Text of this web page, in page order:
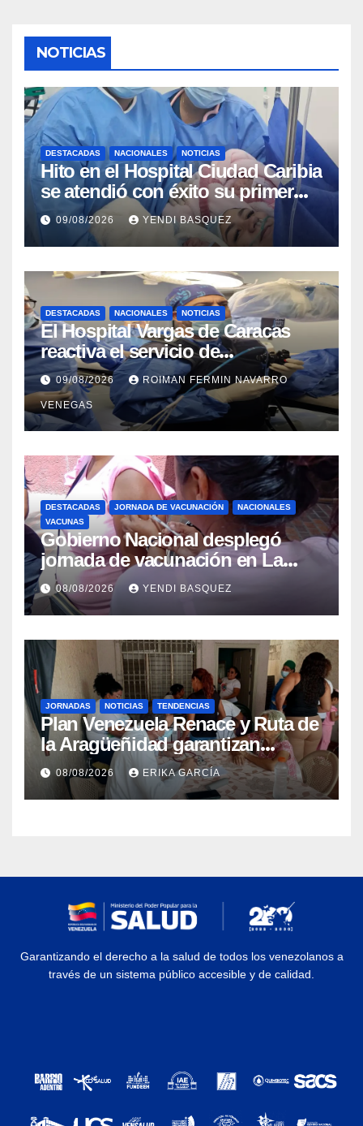
NOTICIAS
DESTACADAS NACIONALES NOTICIAS
Hito en el Hospital Ciudad Caribia
se atendió con éxito su primer
parto gemelar
09/08/2026 YENDI BASQUEZ
DESTACADAS NACIONALES NOTICIAS
El Hospital Vargas de Caracas
reactiva el servicio de
Colangiopancreatografía
Retrógrada Endoscópica para
beneficiar a cientos de pacientes
09/08/2026 ROIMAN FERMIN NAVARRO
VENEGAS
DESTACADAS JORNADA DE VACUNACIÓN
NACIONALES
VACUNAS
Gobierno Nacional desplegó
jornada de vacunación en La
Guaira para garantizar protección
epidemiológica
08/08/2026 YENDI BASQUEZ
JORNADAS NOTICIAS TENDENCIAS
Plan Venezuela Renace y Ruta de
la Aragüeñidad garantizan
atención médica integral en
Aragua
08/08/2026 ERIKA GARCÍA
Garantizando el derecho a la salud de todos los venezolanos a
través de un sistema público accesible y de calidad.